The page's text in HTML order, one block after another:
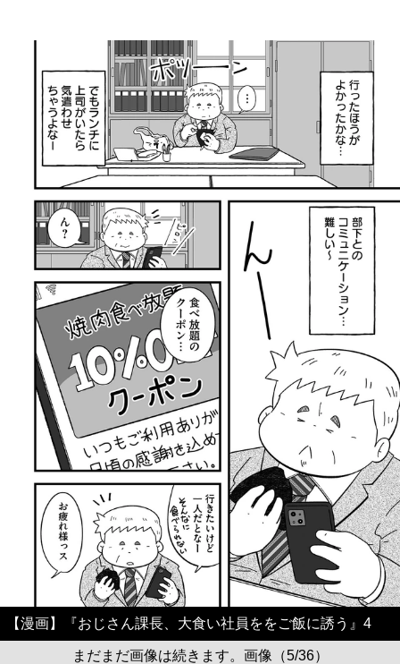
【漫画】『おじさん課長、大食い社員ををご飯に誘う』4
まだまだ画像は続きます。画像（5/36）